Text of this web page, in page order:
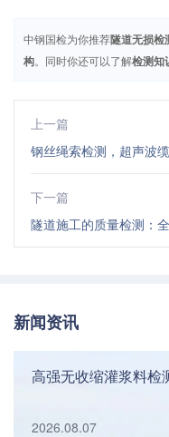
中钢国检为你推荐隧道无损检
构。同时你还可以了解检测知
上一篇
钢丝绳索检测，超声波
下一篇
隧道施工的质量检测：
新闻资讯
高强无收缩灌浆料检
2026.08.07